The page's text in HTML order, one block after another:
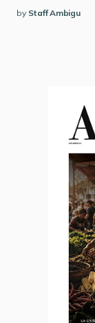
by Staff Ambigu